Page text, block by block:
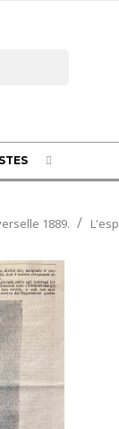
1889.